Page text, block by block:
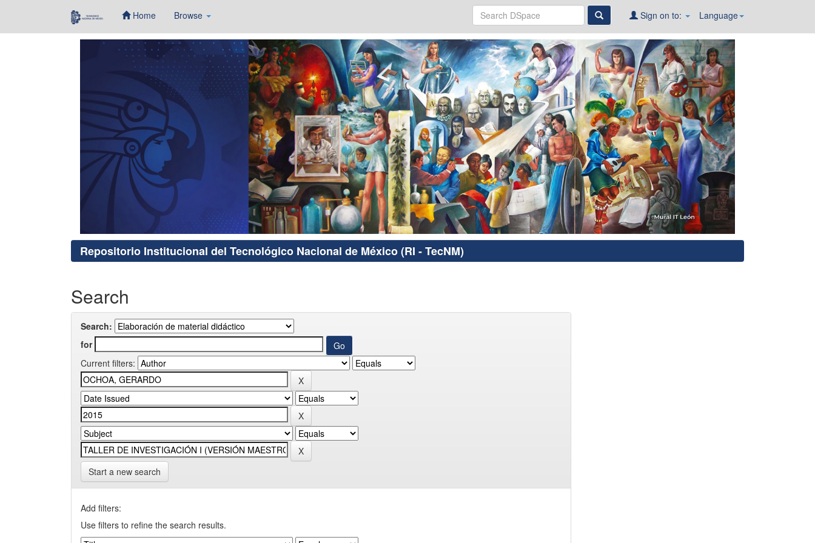
Home Browse Language
Sign on to:
Repositorio Institucional del Tecnológico Nacional de México (RI - TecNM)
Search
Search:
for
Current filters:
Start a new search
Add filters:
Use filters to refine the search results.